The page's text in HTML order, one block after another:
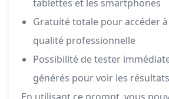
tablettes et les smartphones
Gratuité totale pour accéder
qualité professionnelle
Possibilité de tester
générés pour voir les